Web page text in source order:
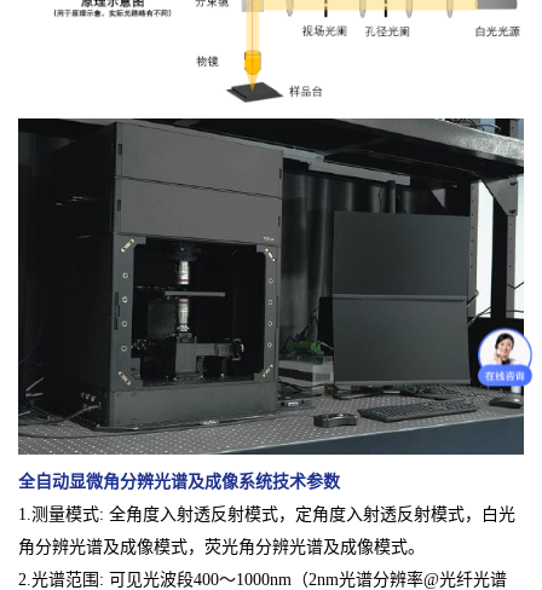
全自动显微角分辨光谱及成像系统技术参数
1.测量模式: 全角度入射透反射模式，定角度入射透反射模式，白光
角分辨光谱及成像模式，荧光角分辨光谱及成像模式。
2.光谱范围: 可见光波段400～1000nm（2nm光谱分辨率@光纤光谱